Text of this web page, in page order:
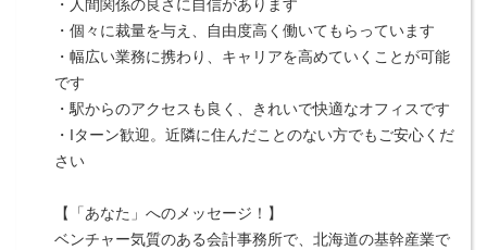
・人間関係の良さに自信があります
・個々に裁量を与え、自由度高く働いてもらっています
・幅広い業務に携わり、キャリアを高めていくことが可能
です
・駅からのアクセスも良く、きれいで快適なオフィスです
・Iターン歓迎。近隣に住んだことのない方でもご安心くだ
さい
【「あなた」へのメッセージ！】
ベンチャー気質のある会計事務所で、北海道の基幹産業で